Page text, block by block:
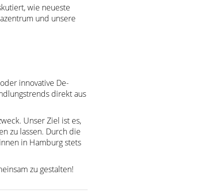
wie neueste
und unsere
innovative De-
direkt aus
Unser Ziel ist es,
zu lassen. Durch die
in Hamburg stets
zu gestalten!